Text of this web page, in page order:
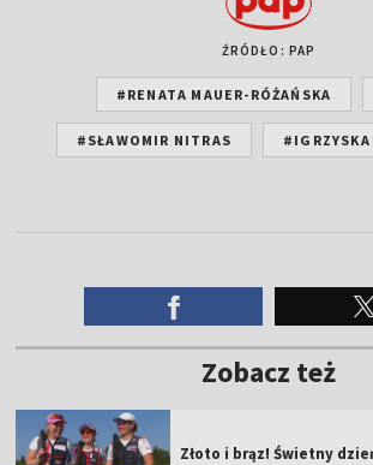
ŹRÓDŁO: PAP
#RENATA MAUER-RÓŻAŃSKA
#SŁAWOMIR NITRAS
Zobacz też
Złoto i brąz! Świetny